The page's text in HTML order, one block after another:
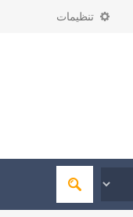
تنظیمات